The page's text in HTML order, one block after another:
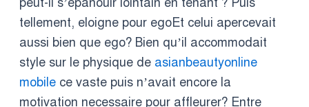
tellement, eloigne pour egoEt celui apercevait
aussi bien que ego? Bien qu’il accommodait
style sur le physique de asianbeautyonline
mobilece vaste puis n’avait encore la
motivation necessaire pour affleurer? Entre